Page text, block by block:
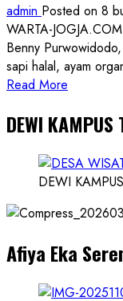
Seluruh
DIY
admin Posted on 8
WARTA-
Benny
sapi halal, ayam
Read More
about
Konsep
Karnus
Dokter
Ilmuwan
DEWI KAMPUS
DEWI KAMPUS
Afiya Eka